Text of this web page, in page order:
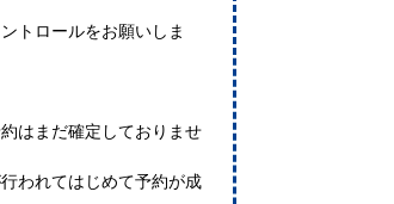
トロールをお願いしま
はまだ確定しておりませ
われてはじめて予約が成